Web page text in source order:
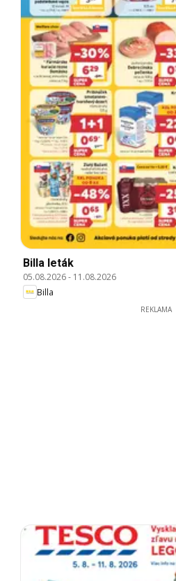
Billa leták
05.08.2026- 11.08.2026
Billa
REKLAMA